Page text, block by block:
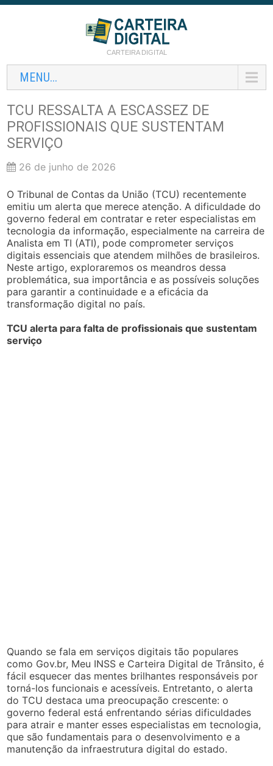
CARTEIRA DIGITAL
MENU...
TCU RESSALTA A ESCASSEZ DE
PROFISSIONAIS QUE SUSTENTAM
SERVIÇO
26 de junho de 2026
O Tribunal de Contas da União (TCU) recentemente
emitiu um alerta que merece atenção. A dificuldade do
governo federal em contratar e reter especialistas em
tecnologia da informação, especialmente na carreira de
Analista em TI (ATI), pode comprometer serviços
digitais essenciais que atendem milhões de brasileiros.
Neste artigo, exploraremos os meandros dessa
problemática, sua importância e as possíveis soluções
para garantir a continuidade e a eficácia da
transformação digital no país.
TCU alerta para falta de profissionais que sustentam
serviço
Quando se fala em serviços digitais tão populares
como Gov.br, Meu INSS e Carteira Digital de Trânsito, é
fácil esquecer das mentes brilhantes responsáveis por
torná-los funcionais e acessíveis. Entretanto, o alerta
do TCU destaca uma preocupação crescente: o
governo federal está enfrentando sérias dificuldades
para atrair e manter esses especialistas em tecnologia,
que são fundamentais para o desenvolvimento e a
manutenção da infraestrutura digital do estado.